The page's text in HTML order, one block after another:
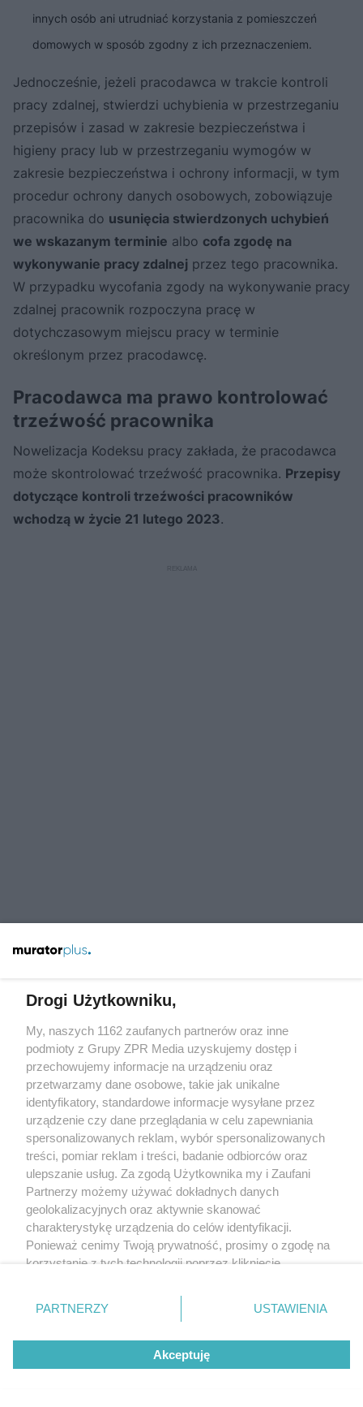
innych osób ani utrudniać korzystania z pomieszczeń
domowych w sposób zgodny z ich przeznaczeniem.
Jednocześnie, jeżeli pracodawca w trakcie kontroli
pracy zdalnej, stwierdzi uchybienia w przestrzeganiu
przepisów i zasad w zakresie bezpieczeństwa i
higieny pracy lub w przestrzeganiu wymogów w
zakresie bezpieczeństwa i ochrony informacji, w tym
procedur ochrony danych osobowych, zobowiązuje
pracownika do usunięcia stwierdzonych uchybień
we wskazanym terminie albo cofa zgodę na
wykonywanie pracy zdalnej przez tego pracownika.
W przypadku wycofania zgody na wykonywanie pracy
zdalnej pracownik rozpoczyna pracę w
dotychczasowym miejscu pracy w terminie
określonym przez pracodawcę.
Pracodawca ma prawo kontrolować
trzeźwość pracownika
Nowelizacja Kodeksu pracy zakłada, że pracodawca
może skontrolować trzeźwość pracownika. Przepisy
dotyczące kontroli trzeźwości pracowników
wchodzą w życie 21 lutego 2023.
Badanie stanu trzeźwości pracownika oraz badanie na
obecność w jego organizmie środków działających
podobnie do alkoholu będzie mogła przeprowadzać
również policja. Więcej o przepisach piszemy:
Kontrola trzeźwości w pracy od 21 lutego 2023 - wchodzą
nowe przepisy!
pracy oraz niektórych innych ustaw
Jak rozpoznać pierwsze objawy wypalenia
zawodowego? Co można z nim zrobić?
Drogi Użytkowniku,
My, naszych 1162 zaufanych partnerów oraz inne
podmioty z Grupy ZPR Media uzyskujemy dostęp i
przechowujemy informacje na urządzeniu oraz
przetwarzamy dane osobowe, takie jak unikalne
identyfikatory, standardowe informacje wysyłane przez
urządzenie czy dane przeglądania w celu zapewniania
spersonalizowanych reklam, wybór spersonalizowanych
treści, pomiar reklam i treści, badanie odbiorców oraz
ulepszanie usług. Za zgodą Użytkownika my i Zaufani
Partnerzy możemy używać dokładnych danych
geolokalizacyjnych oraz aktywnie skanować
charakterystykę urządzenia do celów identyfikacji.
Ponieważ cenimy Twoją prywatność, prosimy o zgodę na
korzystanie z tych technologii poprzez kliknięcie
zmienić/wycofać klikając przycisk ustawień prywatności
znajdujący się w lewym dolnym rogu strony
rodzaje przetwarzania danych nie wymagają zgody
użytkownika, ale masz prawo sprzeciwić się takiemu
przetwarzaniu. Preferencje będą miały zastosowanie tylko
PARTNERZY USTAWIENIA
Akceptuję